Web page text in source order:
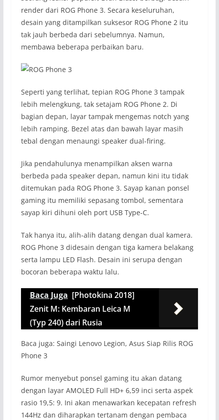
render dari ROG Phone 3. Secara keseluruhan,
desain yang ditampilkan suksesor ROG Phone 2 itu
tak jauh berbeda dari sebelumnya. Namun,
membawa beberapa perbaikan baru.
Seperti yang terlihat, tepian ROG Phone 3 tampak
lebih melengkung, tak setajam ROG Phone 2. Di
bagian depan, layar tampak mengemas notch yang
lebih ramping. Bezel atas dan bawah layar masih
tebal dengan menaungi speaker dual-firing.
Jika pendahulunya menampilkan aksen warna
berbeda pada speaker depan, namun kini itu tidak
ditemukan pada ROG Phone 3. Sayap kanan ponsel
gaming itu memiliki sepasang tombol, sementara
sayap kiri dihuni oleh port USB Type-C.
Tak hanya itu, alih-alih datang dengan dual kamera.
ROG Phone 3 didesain dengan tiga kamera belakang
serta lampu LED Flash. Desain ini serupa dengan
bocoran beberapa waktu lalu.
Baca Juga [Photokina 2018]
Zenit M: Kembaran Leica M
(Typ 240) dari Rusia
Baca juga: Saingi Lenovo Legion, Asus Siap Rilis ROG
Phone 3
Rumor menyebut ponsel gaming itu akan datang
dengan layar AMOLED Full HD+ 6,59 inci serta aspek
rasio 19,5: 9. Ini akan menawarkan kecepatan refresh
144Hz dan diharapkan tertanam dengan pembaca